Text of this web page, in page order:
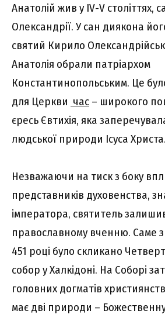
Анатолій жив у IV-V століттях,
Олександрії. У сан диякона
святий Кирило
Анатолія обрали патріархом
Константинопольським. Це
для Церкви час – широкого
єресь Євтихія, яка
людської природи Ісуса Христа.
Незважаючи на тиск з боку
представників духовенства,
імператора, святитель
православному вченню. Саме з
451 році було скликано
собор у Халкідоні. На Соборі
головних догматів
має дві природи –